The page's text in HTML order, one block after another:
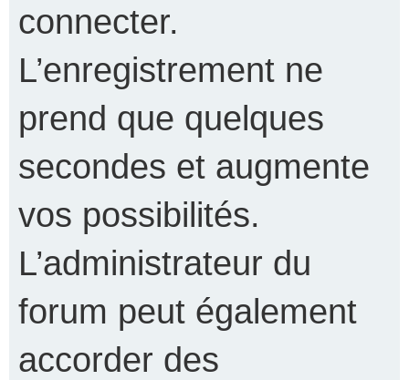
connecter.
L’enregistrement ne
prend que quelques
secondes et augmente
vos possibilités.
L’administrateur du
forum peut également
accorder des